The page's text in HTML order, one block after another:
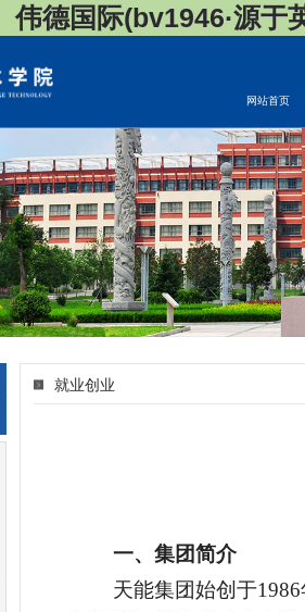
伟德国际(bv1946·源
网站首页
就业创业
一、集团简介
天能集团始创于